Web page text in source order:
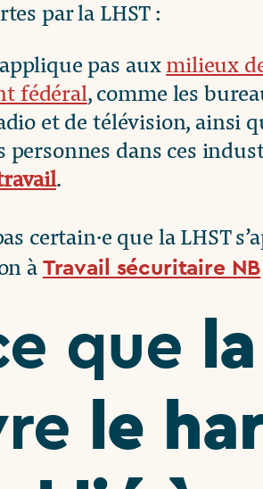
par la LHST :
pas auxmilieux
fédéral, comme les
et de télévision, ainsi
personnes dans ces
.
certain·e que la LHST
à Travail sécuritaire NB
que
le